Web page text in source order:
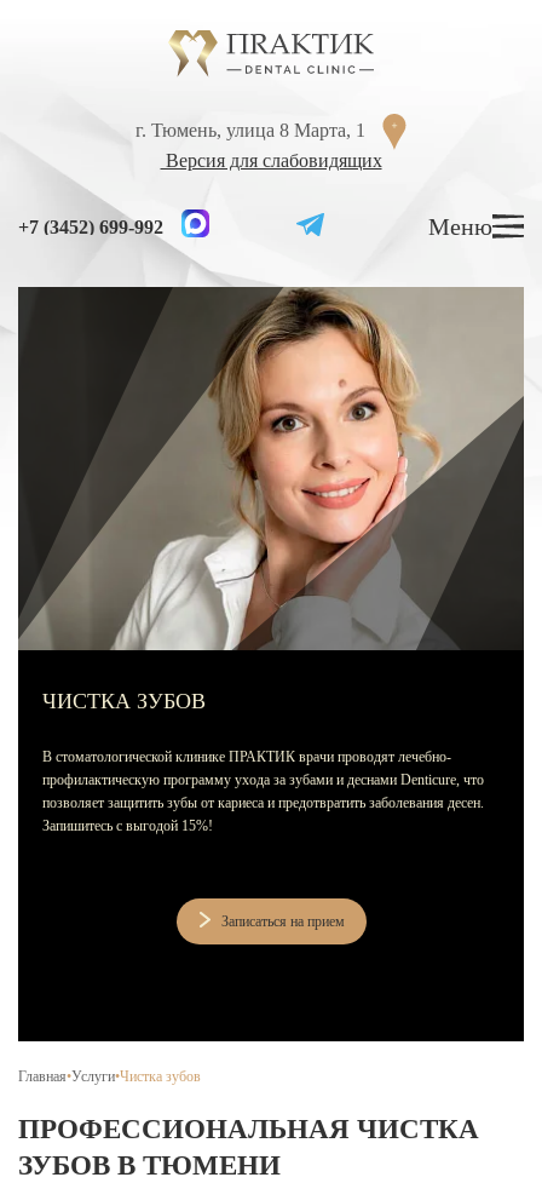
г. Тюмень, улица 8 Марта, 1
Версия для слабовидящих
+7 (3452) 699-992 Меню
г. Тюмень, улица 8 Марта, 1
Версия для слабовидящих
+7 (3452) 699-992 Меню
ЛЕЧЕНИЕ ЗУБОВ
Лечение кариеса
Лечение высокой чувствительности зубов
Лечение зубов за один день
Лечение пульпита и периодонтита
Лечение пародонтита
Металлические брекеты
Установка брекетов
Ортодонтия
ЧИСТКА ЗУБОВ
В стоматологической клинике ПРАКТИК врачи проводят лечебно-
профилактическую программу ухода за зубами и деснами Denticure, что
позволяет защитить зубы от кариеса и предотвратить заболевания десен.
Запишитесь с выгодой 15%!
Записаться на прием
Главная•Услуги•Чистка зубов
ПРОФЕССИОНАЛЬНАЯ ЧИСТКА
ЗУБОВ В ТЮМЕНИ